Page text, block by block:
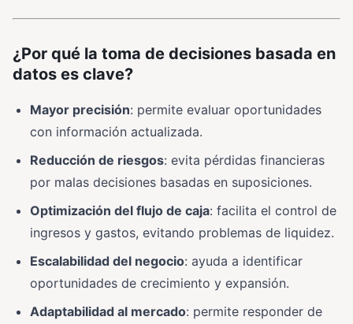
¿Por qué la toma de decisiones basada en
datos es clave?
Mayor precisión: permite evaluar oportunidades
con información actualizada.
Reducción de riesgos: evita pérdidas financieras
por malas decisiones basadas en suposiciones.
Optimización del flujo de caja: facilita el control de
ingresos y gastos, evitando problemas de liquidez.
Escalabilidad del negocio: ayuda a identificar
oportunidades de crecimiento y expansión.
Adaptabilidad al mercado: permite responder de